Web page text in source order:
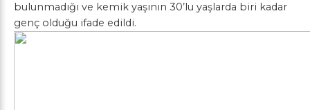
bulunmadığı ve kemik yaşının 30’lu yaşlarda biri kadar
genç olduğu ifade edildi.